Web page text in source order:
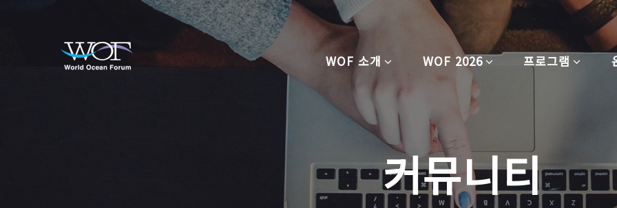
WOF 소개 WOF 2026 프로그램
커뮤니티